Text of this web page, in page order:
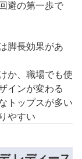
避の第一歩で
脚長効果があ
か、職場でも使
インが変わる
トップスが多い
やすい